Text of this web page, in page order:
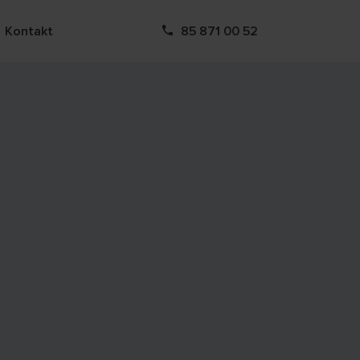
Kontakt 85 871 00 52